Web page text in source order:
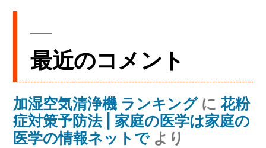
最近のコメント
加湿空気清浄機 ランキングに 花粉
症対策予防法 | 家庭の医学は家庭の
医学の情報ネットでより